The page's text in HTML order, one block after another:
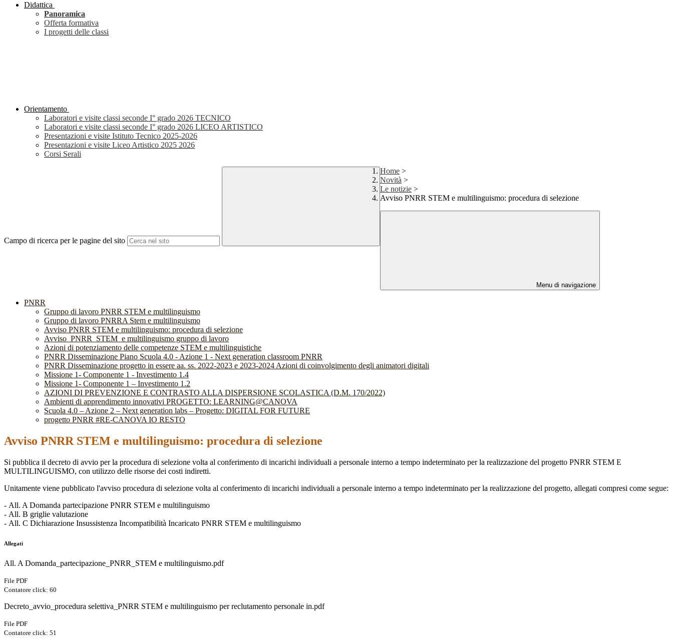
Didattica
Panoramica
Offerta formativa
I progetti delle classi
Orientamento
Laboratori e visite classi seconde I° grado 2026 TECNICO
Laboratori e visite classi seconde I° grado 2026 LICEO ARTISTICO
Presentazioni e visite Istituto Tecnico 2025-2026
Presentazioni e visite Liceo Artistico 2025 2026
Corsi Serali
Campo di ricerca per le pagine del sito
Home >
Novità >
Le notizie >
Avviso PNRR STEM e multilinguismo: procedura di selezione
Menu di navigazione
PNRR
Gruppo di lavoro PNRR STEM e multilinguismo
Gruppo di lavoro PNRRA Stem e multilinguismo
Avviso PNRR STEM e multilinguismo: procedura di selezione
Avviso_PNRR_STEM_e multilinguismo gruppo di lavoro
Azioni di potenziamento delle competenze STEM e multilinguistiche
PNRR Disseminazione Piano Scuola 4.0 - Azione 1 - Next generation classroom PNRR
PNRR Disseminazione progetto in essere aa. ss. 2022-2023 e 2023-2024 Azioni di coinvolgimento degli animatori digitali
Missione 1- Componente 1 - Investimento 1.4
Missione 1- Componente 1 – Investimento 1.2
AZIONI DI PREVENZIONE E CONTRASTO ALLA DISPERSIONE SCOLASTICA (D.M. 170/2022)
Ambienti di apprendimento innovativi PROGETTO: LEARNING@CANOVA
Scuola 4.0 – Azione 2 – Next generation labs – Progetto: DIGITAL FOR FUTURE
progetto PNRR #RE-CANOVA IO RESTO
Avviso PNRR STEM e multilinguismo: procedura di selezione
Si pubblica il decreto di avvio per la procedura di selezione volta al conferimento di incarichi individuali a personale interno a tempo indeterminato per la realizzazione del progetto PNRR STEM E
MULTILINGUISMO, con utilizzo delle risorse dei costi indiretti.
Unitamente viene pubblicato l'avviso procedura di selezione volta al conferimento di incarichi individuali a personale interno a tempo indeterminato per la realizzazione del progetto, allegati compresi come segue:
- All. A Domanda partecipazione PNRR STEM e multilinguismo
- All. B griglie valutazione
- All. C Dichiarazione Insussistenza Incompatibilità Incaricato PNRR STEM e multilinguismo
Allegati
All. A Domanda_partecipazione_PNRR_STEM e multilinguismo.pdf
File PDF
Contatore click: 60
Decreto_avvio_procedura selettiva_PNRR STEM e multilinguismo per reclutamento personale in.pdf
File PDF
Contatore click: 51